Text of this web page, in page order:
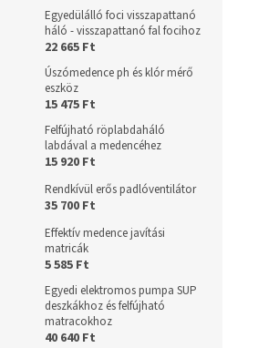
Egyedülálló foci visszapattanó
háló - visszapattanó fal focihoz
22 665 Ft
Úszómedence ph és klór mérő
eszköz
15 475 Ft
Felfújható röplabdaháló
labdával a medencéhez
15 920 Ft
Rendkívül erős padlóventilátor
35 700 Ft
Effektív medence javítási
matricák
5 585 Ft
Egyedi elektromos pumpa SUP
deszkákhoz és felfújható
matracokhoz
40 640 Ft